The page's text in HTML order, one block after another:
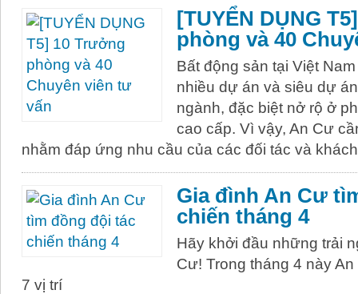
[TUYỂN DỤNG
phòng và 40
Bất động sản tại Việt
nhiều dự án và siêu dự
ngành, đặc biệt nở rộ ở
cao cấp. Vì vậy, An Cư
nhằm đáp ứng nhu cầu của các đối tác và
Gia đình An Cư
chiến tháng 4
Hãy khởi đầu những trải
Cư! Trong tháng 4 này
7 vị trí